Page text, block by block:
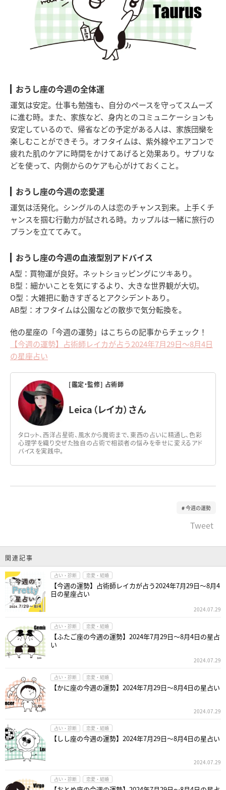
おうし座の今週の全体運
運気は安定。仕事も勉強も、自分のペースを守ってスムーズ
に進む時。また、家族など、身内とのコミュニケーションも
安定しているので、帰省などの予定がある人は、家族団欒を
楽しむことができそう。オフタイムは、紫外線やエアコンで
疲れた肌のケアに時間をかけてあげると効果あり。サプリな
どを使って、内側からのケアも心がけておくこと。
おうし座の今週の恋愛運
運気は活発化。シングルの人は恋のチャンス到来。上手くチ
ャンスを掴む行動力が試される時。カップルは一緒に旅行の
プランを立ててみて。
おうし座の今週の血液型別アドバイス
A型：買物運が良好。ネットショッピングにツキあり。
B型：細かいことを気にするより、大きな世界観が大切。
O型：大雑把に動きすぎるとアクシデントあり。
AB型：オフタイムは公園などの散歩で気分転換を。
他の星座の「今週の運勢」はこちらの記事からチェック！
【今週の運勢】占術師レイカが占う2024年7月29日～8月4日
の星座占い
[鑑定・監修] 占術師
Leica（レイカ）さん
タロット、西洋占星術、風水から魔術まで、東西の占いに精通し、色彩
心理学を織り交ぜた独自の占術で相談者の悩みを幸せに変えるアド
バイスを実践中。
今週の運勢
Tweet
関連記事
占い・診断 恋愛・結婚
【今週の運勢】占術師レイカが占う2024年7月29日～8月4
日の星座占い
2024.07.29
占い・診断 恋愛・結婚
【ふたご座の今週の運勢】2024年7月29日～8月4日の星占
い
2024.07.29
占い・診断 恋愛・結婚
【かに座の今週の運勢】2024年7月29日～8月4日の星占い
2024.07.29
占い・診断 恋愛・結婚
【しし座の今週の運勢】2024年7月29日～8月4日の星占い
2024.07.29
占い・診断 恋愛・結婚